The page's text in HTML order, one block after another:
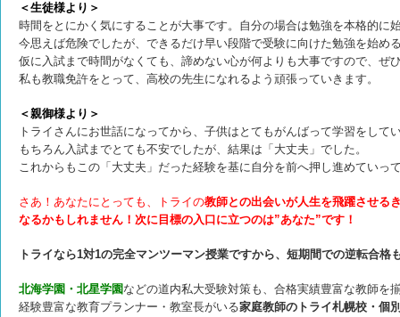
＜生徒様より＞
時間をとにかく気にすることが大事です。自分の場合は勉強を本格的に
今思えば危険でしたが、 できるだけ早い段階で受験に向けた勉強を始め
仮に入試まで時間がなくても、諦めない心が何よりも大事ですので、ぜ
私も教職免許をとって、高校の先生になれるよう頑張っていきます。
＜親御様より＞
トライさんにお世話になってから、子供はとてもがんばって学習をして
もちろん入試までとても不安でしたが、結果は「大丈夫」でした。
これからもこの「大丈夫」だった経験を基に自分を前へ押し進めていっ
さあ！あなたにとっても、トライの教師との出会いが人生を飛躍させる
なるかもしれません！ 次に目標の入口に立つのは”あなた”です！
トライなら1対1の完全マンツーマン授業ですから、短期間での逆転合格
北海学園・北星学園 などの道内私大受験対策も、合格実績豊富な教師を
経験豊富な教育プランナー・教室長がいる家庭教師のトライ札幌校・個